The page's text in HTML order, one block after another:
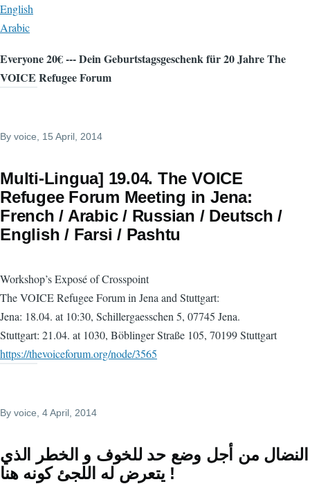
English
Arabic
Everyone 20€ --- Dein Geburtstagsgeschenk für 20 Jahre The
VOICE Refugee Forum
By voice , 15 April, 2014
Multi-Lingua] 19.04. The VOICE
Refugee Forum Meeting in Jena:
French / Arabic / Russian / Deutsch /
English / Farsi / Pashtu
Workshop’s Exposé of Crosspoint
The VOICE Refugee Forum in Jena and Stuttgart:
Jena: 18.04. at 10:30, Schillergaesschen 5, 07745 Jena.
Stuttgart: 21.04. at 1030, Böblinger Straße 105, 70199 Stuttgart
https://thevoiceforum.org/node/3565
By voice, 4 April, 2014
النضال من أجل وضع حد للخوف و الخطر الذي
يتعرض له اللجئ كونه هنا !